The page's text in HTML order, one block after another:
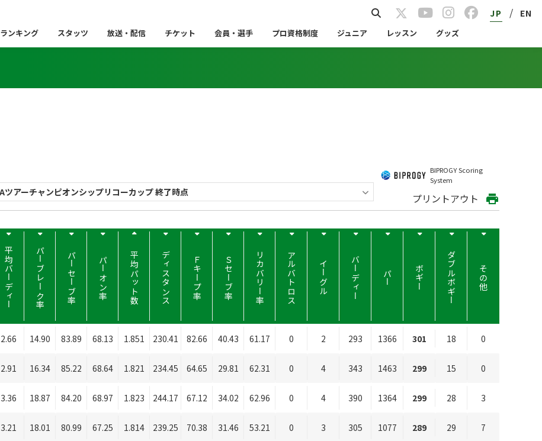
JP / EN
ランキング スタッツ 放送・配信 チケット 会員・選手 プロ資格制度 ジュニア レッスン グッズ
BIPROGY Scoring
System
プリントアウト print
平均バーディー パーブレーク率 パーセーブ率 パーオン率 平均パット数 ディスタンス Ｆキープ率 Ｓセーブ率 リカバリー率 アルバトロス イーグル バーディー パー ボギー ダブルボギー その他
2.66 14.90 83.89 68.13 1.851 230.41 82.66 40.43 61.17 0 2 293 1366 301 18 0
2.91 16.34 85.22 68.64 1.821 234.45 64.65 29.81 62.31 0 4 343 1463 299 15 0
3.36 18.87 84.20 68.97 1.823 244.17 67.12 34.02 62.96 0 4 390 1364 299 28 3
3.21 18.01 80.99 67.25 1.814 239.25 70.38 31.46 53.21 0 3 305 1077 289 29 7